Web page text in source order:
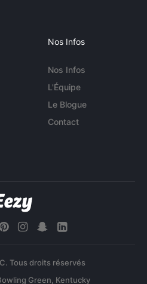
Nos Infos
Nos Infos
L'Équipe
Le Blogue
Contact
Tous droits réservés